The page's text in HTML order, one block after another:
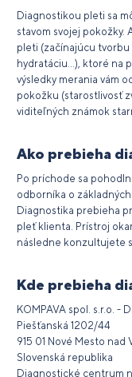
Diagnostikou pleti sa
stavom svojej
pleti (začínajúcu
hydratáciu...), ktoré na
výsledky merania vám
pokožku (starostlivosť
viditeľných známok
Ako prebieha
Po príchode sa
odborníka o
Diagnostika prebieha
pleť klienta. Prístroj
následne konzultujete
Kde prebieha
KOMPAVA spol. s.r.o. -
Piešťanská 1202/44
915 01 Nové Mesto nad
Slovenská republika
Diagnostické centrum